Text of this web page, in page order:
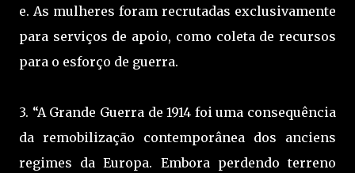
e. As mulheres foram recrutadas exclusivamente
para serviços de apoio, como coleta de recursos
para o esforço de guerra.
3. “A Grande Guerra de 1914 foi uma consequência
da remobilização contemporânea dos anciens
regimes da Europa. Embora perdendo terreno